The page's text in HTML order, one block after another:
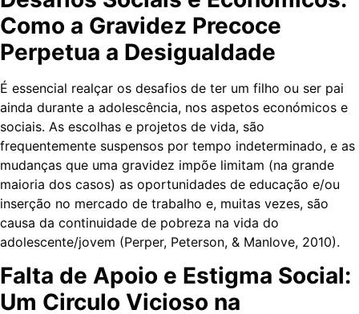
Como a Gravidez Precoce
Perpetua a Desigualdade
É essencial realçar os desafios de ter um filho ou ser pai
ainda durante a adolescência, nos aspetos económicos e
sociais. As escolhas e projetos de vida, são
frequentemente suspensos por tempo indeterminado, e as
mudanças que uma gravidez impõe limitam (na grande
maioria dos casos) as oportunidades de educação e/ou
inserção no mercado de trabalho e, muitas vezes, são
causa da continuidade de pobreza na vida do
adolescente/jovem (Perper, Peterson, & Manlove, 2010).
Falta de Apoio e Estigma Social:
Um Circulo Vicioso na